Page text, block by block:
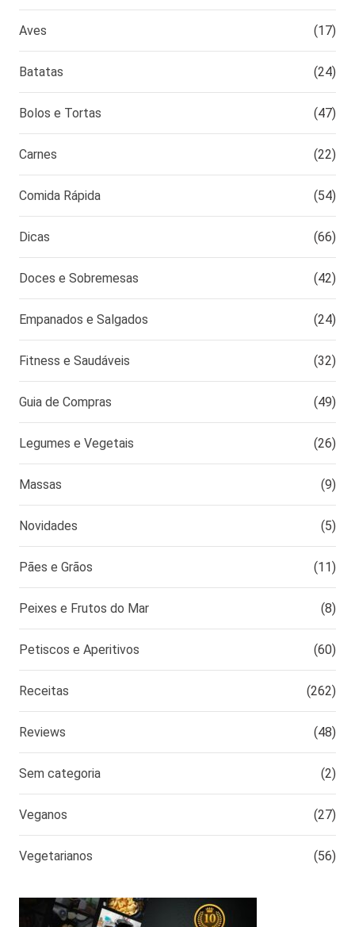
Aves (17)
Batatas (24)
Bolos e Tortas (47)
Carnes (22)
Comida Rápida (54)
Dicas (66)
Doces e Sobremesas (42)
Empanados e Salgados (24)
Fitness e Saudáveis (32)
Guia de Compras (49)
Legumes e Vegetais (26)
Massas (9)
Novidades (5)
Pães e Grãos (11)
Peixes e Frutos do Mar (8)
Petiscos e Aperitivos (60)
Receitas (262)
Reviews (48)
Sem categoria (2)
Veganos (27)
Vegetarianos (56)